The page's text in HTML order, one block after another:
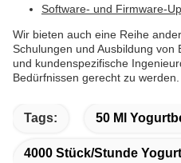
Software- und Firmware-
Wir bieten auch eine Reihe
Schulungen und Ausbildung von
und kundenspezifische
Bedürfnissen gerecht zu werden.
Tags: 50 Ml
4000 Stück/Stunde